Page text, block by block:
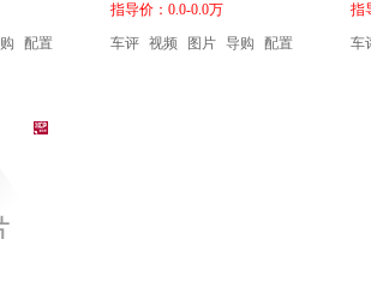
配置
指导价：0.0-0.0万
车评 视频 图片 导购 配置
指
车